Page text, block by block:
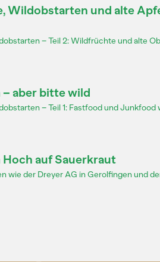
Wildobstarten und alte
– Teil 2: Wildfrüchte und alte
aber bitte wild
– Teil 1: Fastfood und Junkfood
auf Sauerkraut
wie der Dreyer AG in Gerolfingen und